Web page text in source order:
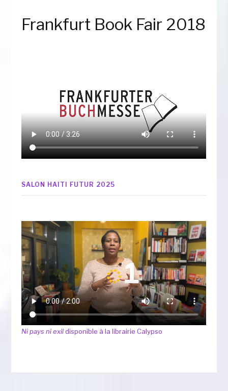
Frankfurt Book Fair 2018
SALON HAITI FUTUR 2025
Ni pays ni exildisponible à la librairie Calypso